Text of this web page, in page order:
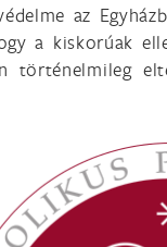
az
a kiskorúak
történelmileg